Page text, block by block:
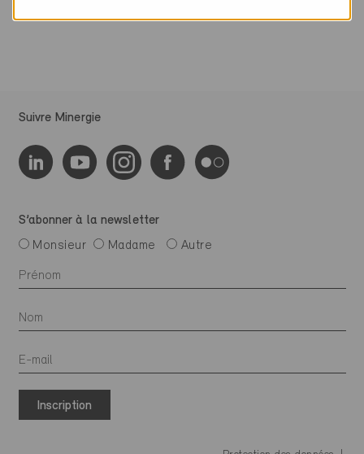
Suivre Minergie
S’abonner à la newsletter
Monsieur
Madame Autre
Inscription